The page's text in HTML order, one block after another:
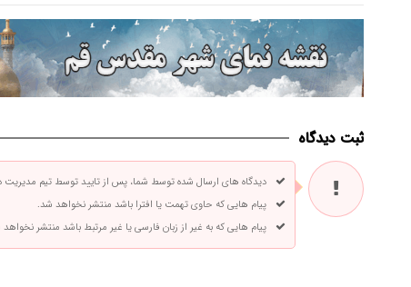
ثبت دیدگاه
دیدگاه های ارسال شده توسط شما، پس از تایید توسط تیم
پیام هایی که حاوی تهمت یا افترا باشد منتشر نخواهد شد.
پیام هایی که به غیر از زبان فارسی یا غیر مرتبط باشد منتشر